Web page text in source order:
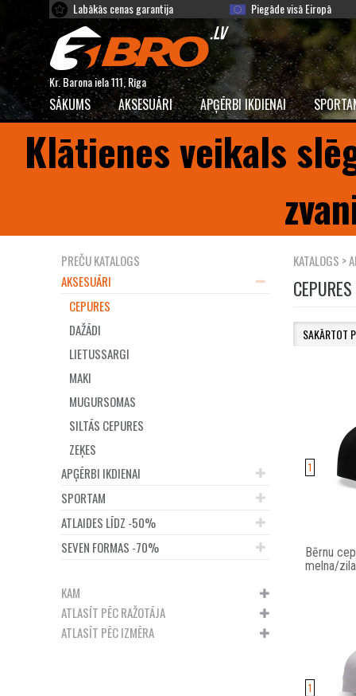
Labākās cenas garantija Piegāde visā Eiropā
Kr. Barona iela 111, Rīga
SĀKUMS AKSESUĀRI APĢĒRBI IKDIENAI
Klātienes veikals
PREČU KATALOGS
AKSESUĀRI
CEPURES
DAŽĀDI
LIETUSSARGI
MAKI
MUGURSOMAS
SILTĀS CEPURES
ZEĶES
APĢĒRBI IKDIENAI
SPORTAM
ATLAIDES LĪDZ -50%
SEVEN FORMAS -70%
KAM
ATLASĪT PĒC RAŽOTĀJA
ATLASĪT PĒC IZMĒRA
KATALOGS >
CEPURES
1
Bērnu
melna/zila
1